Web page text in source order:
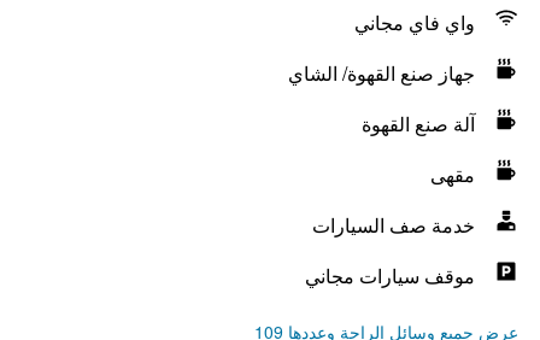
واي فاي مجاني
جهاز صنع القهوة/ الشاي
آلة صنع القهوة
مقهى
خدمة صف السيارات
موقف سيارات مجاني
عرض جميع وسائل الراحة وعددها 109